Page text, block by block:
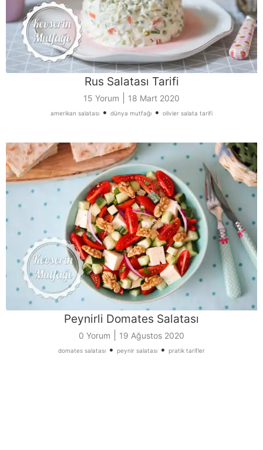
Rus Salatası Tarifi
15 Yorum 18 Mart 2020
amerikan salatası • dünya mutfağı • olivier salata tarifi
Peynirli Domates Salatası
0 Yorum 19 Ağustos 2020
domates salatası • peynir salatası • pratik tarifler